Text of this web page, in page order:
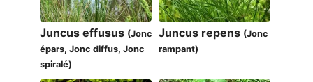
Juncus effusus (Jonc
épars, Jonc diffus, Jonc
spiralé)
Juncus repens (Jonc
rampant)